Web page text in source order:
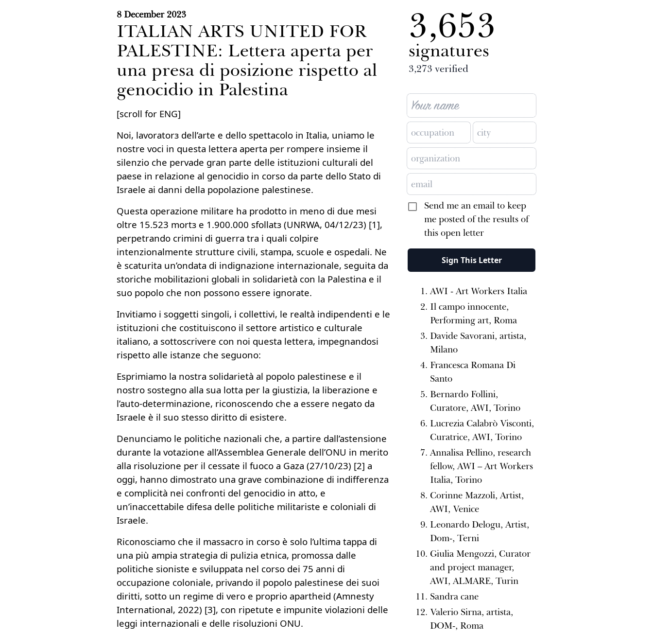
8 December 2023
ITALIAN ARTS UNITED FOR
PALESTINE: Lettera aperta per
una presa di posizione rispetto al
genocidio in Palestina
[scroll for ENG]
Noi, lavoratorз dell’arte e dello spettacolo in Italia, uniamo le
nostre voci in questa lettera aperta per rompere insieme il
silenzio che pervade gran parte delle istituzioni culturali del
paese in relazione al genocidio in corso da parte dello Stato di
Israele ai danni della popolazione palestinese.
Questa operazione militare ha prodotto in meno di due mesi
oltre 15.523 mortз e 1.900.000 sfollatз (UNRWA, 04/12/23) [1],
perpetrando crimini di guerra tra i quali colpire
intenzionalmente strutture civili, stampa, scuole e ospedali. Ne
è scaturita un’ondata di indignazione internazionale, seguita da
storiche mobilitazioni globali in solidarietà con la Palestina e il
suo popolo che non possono essere ignorate.
Invitiamo i soggetti singoli, i collettivi, le realtà indipendenti e le
istituzioni che costituiscono il settore artistico e culturale
italiano, a sottoscrivere con noi questa lettera, impegnandosi
rispetto alle istanze che seguono:
Esprimiamo la nostra solidarietà al popolo palestinese e il
nostro sostegno alla sua lotta per la giustizia, la liberazione e
l’auto-determinazione, riconoscendo che a essere negato da
Israele è il suo stesso diritto di esistere.
Denunciamo le politiche nazionali che, a partire dall’astensione
durante la votazione all’Assemblea Generale dell’ONU in merito
alla risoluzione per il cessate il fuoco a Gaza (27/10/23) [2] a
oggi, hanno dimostrato una grave combinazione di indifferenza
e complicità nei confronti del genocidio in atto, e
un’inaccettabile difesa delle politiche militariste e coloniali di
Israele.
Riconosciamo che il massacro in corso è solo l’ultima tappa di
una più ampia strategia di pulizia etnica, promossa dalle
politiche sioniste e sviluppata nel corso dei 75 anni di
occupazione coloniale, privando il popolo palestinese dei suoi
diritti, sotto un regime di vero e proprio apartheid (Amnesty
International, 2022) [3], con ripetute e impunite violazioni delle
leggi internazionali e delle risoluzioni ONU.
3,653
signatures
3,273 verified
Send me an email to keep
me posted of the results of
this open letter
Sign This Letter
AWI - Art Workers Italia
Il campo innocente,
Performing art, Roma
Davide Savorani, artista,
Milano
Francesca Romana Di
Santo
Bernardo Follini,
Curatore, AWI, Torino
Lucrezia Calabrò Visconti,
Curatrice, AWI, Torino
Annalisa Pellino, research
fellow, AWI – Art Workers
Italia, Torino
Corinne Mazzoli, Artist,
AWI, Venice
Leonardo Delogu, Artist,
Dom-, Terni
Giulia Mengozzi, Curator
and project manager,
AWI, ALMARE, Turin
Sandra cane
Valerio Sirna, artista,
DOM-, Roma